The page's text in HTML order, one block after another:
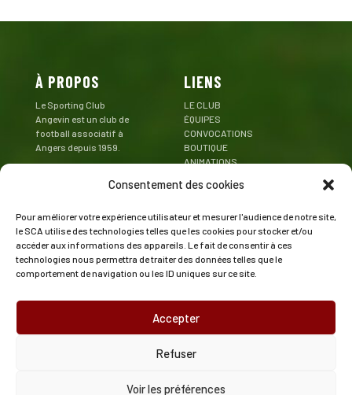
Consentement des cookies
Pour améliorer votre expérience utilisateur et mesurer l'audience de notre site,
le SCA utilise des technologies telles que les cookies pour stocker et/ou
accéder aux informations des appareils. Le fait de consentir à ces
technologies nous permettra de traiter des données telles que le
comportement de navigation ou les ID uniques sur ce site.
Accepter
Refuser
Voir les préférences
À PROPOS
Le Sporting Club
Angevin est un club de
football associatif à
Angers depuis 1959.
LIENS
LE CLUB
ÉQUIPES
CONVOCATIONS
BOUTIQUE
ANIMATIONS
CONTACT
CONTACT
Stade de la Baraterie
Rue Emmanuel Camus
49000 Angers
02 41 47 43 73
SUIVEZ LE SCA